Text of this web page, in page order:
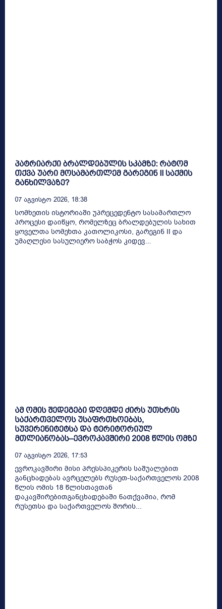
პატრიარქი ბრალდებულის სკამზე: რატომ
თქვა უარი მოსამართლემ გარეგინ II საქმის
განხილვაზე?
07 Აგვისტო 2026, 18:38
სომხეთის ისტორიაში უპრეცედენტო სასამართლო
პროცესი დაიწყო, რომელზეც ბრალდებულის სახით
ყოველთა სომეხთა კათოლიკოსი, გარეგინ II და
უმაღლესი სასულიერო საბჭოს კიდევ...
ამ ომის შედეგები დღემდე ძირს უთხრის
საქართველოს უსაფრთხოებას,
სუვერენიტეტსა და ტერიტორიულ
მთლიანობას–ევროკავშირი 2008 წლის ომზე
07 Აგვისტო 2026, 17:53
ევროკავშირი მისი პრესსპიკერის საშუალებით
განცხადებას ავრცელებს რუსეთ-საქართველოს 2008
წლის ომის 18 წლისთავთან
დაკავშირებითგანცხადებაში ნათქვამია, რომ
რუსეთსა და საქართველოს შორის...